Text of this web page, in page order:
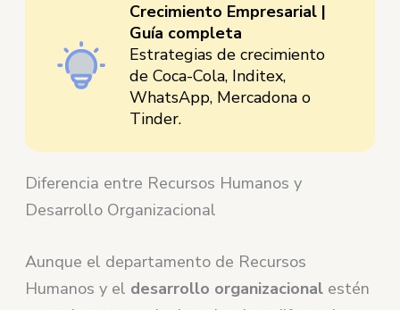
Crecimiento Empresarial |
Guía completa
Estrategias de crecimiento
de Coca-Cola, Inditex,
WhatsApp, Mercadona o
Tinder.
Diferencia entre Recursos Humanos y
Desarrollo Organizacional
Aunque el departamento de Recursos
Humanos y el desarrollo organizacional estén